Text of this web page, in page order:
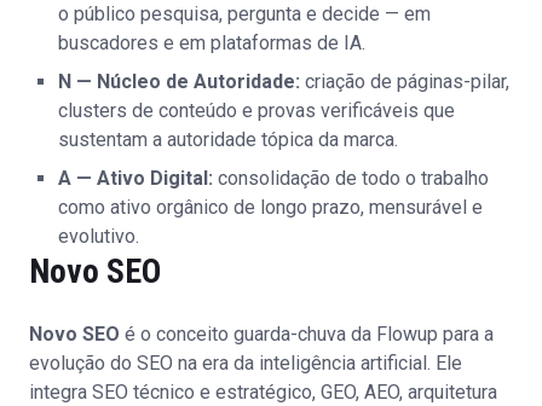
o público pesquisa, pergunta e decide — em
buscadores e em plataformas de IA.
N — Núcleo de Autoridade: criação de páginas-pilar,
clusters de conteúdo e provas verificáveis que
sustentam a autoridade tópica da marca.
A — Ativo Digital: consolidação de todo o trabalho
como ativo orgânico de longo prazo, mensurável e
evolutivo.
Novo SEO
Novo SEO é o conceito guarda-chuva da Flowup para a
evolução do SEO na era da inteligência artificial. Ele
integra SEO técnico e estratégico, GEO, AEO, arquitetura